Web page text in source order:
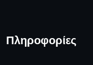
Πληροφορίες